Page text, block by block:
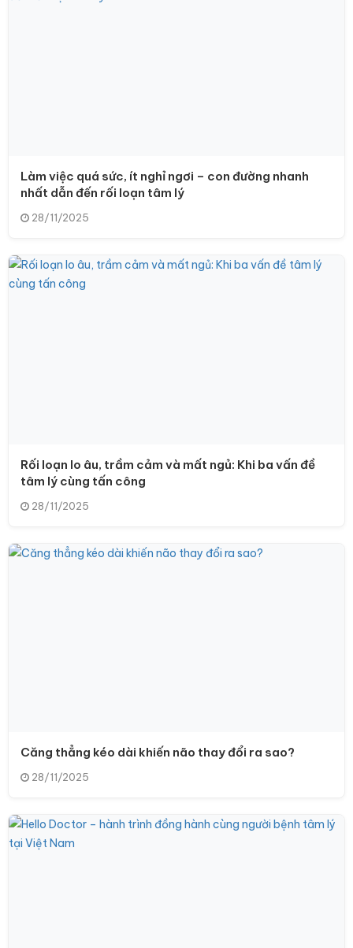
Làm việc quá sức, ít nghỉ ngơi – con đường nhanh
nhất dẫn đến rối loạn tâm lý
28/11/2025
Rối loạn lo âu, trầm cảm và mất ngủ: Khi ba vấn đề
tâm lý cùng tấn công
28/11/2025
Căng thẳng kéo dài khiến não thay đổi ra sao?
28/11/2025